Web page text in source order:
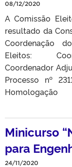
08/12/2020
A Comissão
resultado da
Coordenação
Eleitos:
Coordenador
Processo nº
Homologação
Minicurso
para
24/11/2020